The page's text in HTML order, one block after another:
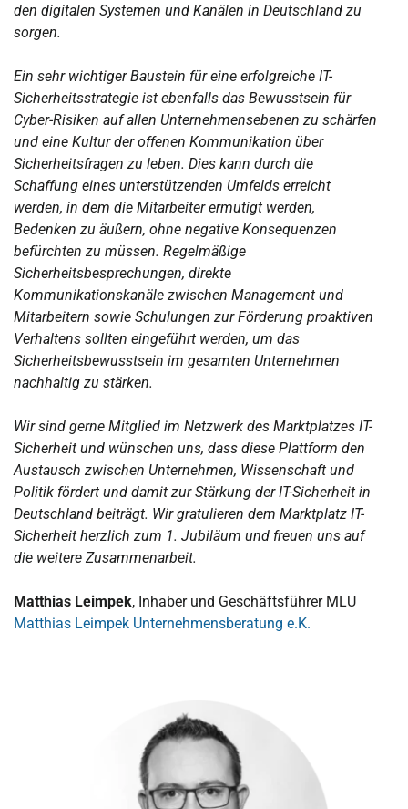
den digitalen Systemen und Kanälen in Deutschland zu
sorgen.
Ein sehr wichtiger Baustein für eine erfolgreiche IT-
Sicherheitsstrategie ist ebenfalls das Bewusstsein für
Cyber-Risiken auf allen Unternehmensebenen zu schärfen
und eine Kultur der offenen Kommunikation über
Sicherheitsfragen zu leben. Dies kann durch die
Schaffung eines unterstützenden Umfelds erreicht
werden, in dem die Mitarbeiter ermutigt werden,
Bedenken zu äußern, ohne negative Konsequenzen
befürchten zu müssen. Regelmäßige
Sicherheitsbesprechungen, direkte
Kommunikationskanäle zwischen Management und
Mitarbeitern sowie Schulungen zur Förderung proaktiven
Verhaltens sollten eingeführt werden, um das
Sicherheitsbewusstsein im gesamten Unternehmen
nachhaltig zu stärken.
Wir sind gerne Mitglied im Netzwerk des Marktplatzes IT-
Sicherheit und wünschen uns, dass diese Plattform den
Austausch zwischen Unternehmen, Wissenschaft und
Politik fördert und damit zur Stärkung der IT-Sicherheit in
Deutschland beiträgt. Wir gratulieren dem Marktplatz IT-
Sicherheit herzlich zum 1. Jubiläum und freuen uns auf
die weitere Zusammenarbeit.
Matthias Leimpek, Inhaber und Geschäftsführer MLU
Matthias Leimpek Unternehmensberatung e.K.